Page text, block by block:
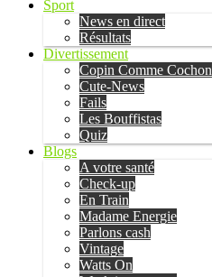
Sport
News en direct
Résultats
Divertissement
Copin Comme Cochon
Cute-News
Fails
Les Bouffistas
Quiz
Blogs
A votre santé
Check-up
En Train
Madame Energie
Parlons cash
Vintage
Watts On